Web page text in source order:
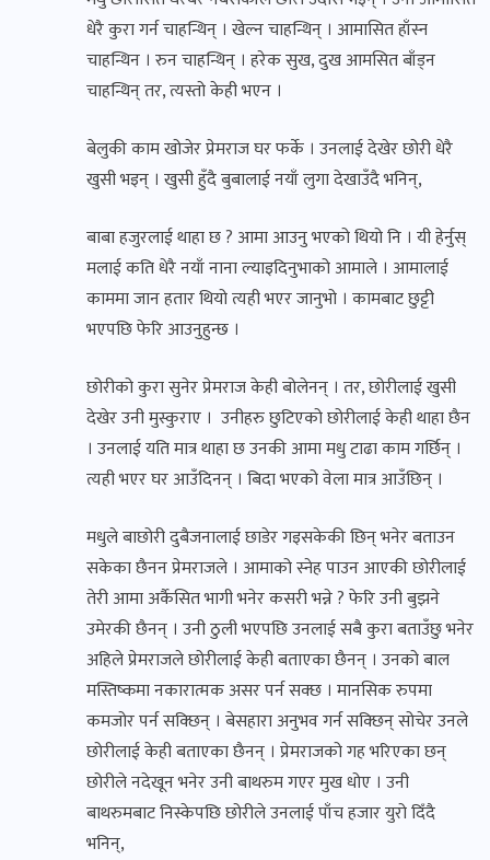
धेरै कुरा गर्न चाहन्थिन् । खेल्न चाहन्थिन् । आमासित हाँस्न
चाहन्थिन । रुन चाहन्थिन् । हरेक सुख, दुख आमसित बाँड्न
चाहन्थिन् तर, त्यस्तो केही भएन ।
बेलुकी काम खोजेर प्रेमराज घर फर्के । उनलाई देखेर छोरी धेरै
खुसी भइन् । खुसी हुँदै बुबालाई नयाँ लुगा देखाउँदै भनिन्,
बाबा हजुरलाई थाहा छ ? आमा आउनु भएको थियो नि । यी हेर्नुस्
मलाई कति धेरै नयाँ नाना ल्याइदिनुभाको आमाले । आमालाई
काममा जान हतार थियो त्यही भएर जानुभो । कामबाट छुट्टी
भएपछि फेरि आउनुहुन्छ ।
छोरीको कुरा सुनेर प्रेमराज केही बोलेनन् । तर, छोरीलाई खुसी
देखेर उनी मुस्कुराए । उनीहरु छुटिएको छोरीलाई केही थाहा छैन
। उनलाई यति मात्र थाहा छ उनकी आमा मधु टाढा काम गर्छिन् ।
त्यही भएर घर आउँदिनन् । बिदा भएको वेला मात्र आउँछिन् ।
मधुले बाछोरी दुबैजनालाई छाडेर गइसकेकी छिन् भनेर बताउन
सकेका छैनन प्रेमराजले । आमाको स्नेह पाउन आएकी छोरीलाई
तेरी आमा अर्कैसित भागी भनेर कसरी भन्ने ? फेरि उनी बुझने
उमेरकी छैनन् । उनी ठुली भएपछि उनलाई सबै कुरा बताउँछु भनेर
अहिले प्रेमराजले छोरीलाई केही बताएका छैनन् । उनको बाल
मस्तिष्कमा नकारात्मक असर पर्न सक्छ । मानसिक रुपमा
कमजोर पर्न सक्छिन् । बेसहारा अनुभव गर्न सक्छिन् सोचेर उनले
छोरीलाई केही बताएका छैनन् । प्रेमराजको गह भरिएका छन्
छोरीले नदेखून भनेर उनी बाथरुम गएर मुख धोए । उनी
बाथरुमबाट निस्केपछि छोरीले उनलाई पाँच हजार युरो दिँदै
भनिन्,